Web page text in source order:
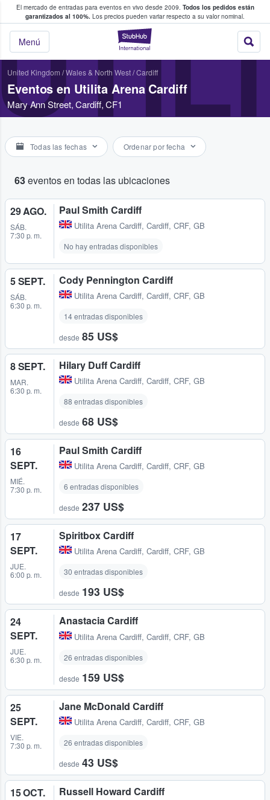
El mercado de entradas para eventos en vivo desde 2009. Todos los pedidos están
garantizados al 100%. Los precios pueden variar respecto a su valor nominal.
StubHub:
Menú
y venta de entradas entre fans
United Kingdom /Wales & North West/Cardiff
Eventos en Utilita Arena Cardiff
Mary Ann Street, Cardiff, CF1
Todas las fechas Ordenar por fecha
63eventos en todas las ubicaciones
29 AGO.
SÁB.
7:30 p. m.
Paul Smith Cardiff
Utilita Arena Cardiff, Cardiff, CRF, GB
No hay entradas disponibles
5 SEPT.
SÁB.
6:30 p. m.
Cody Pennington Cardiff
Utilita Arena Cardiff, Cardiff, CRF, GB
14 entradas disponibles
desde 85 US$
8 SEPT.
MAR.
6:30 p. m.
Hilary Duff Cardiff
Utilita Arena Cardiff, Cardiff, CRF, GB
88 entradas disponibles
desde 68 US$
16
SEPT.
MIÉ.
7:30 p. m.
Paul Smith Cardiff
Utilita Arena Cardiff, Cardiff, CRF, GB
6 entradas disponibles
desde 237 US$
17
SEPT.
JUE.
6:00 p. m.
Spiritbox Cardiff
Utilita Arena Cardiff, Cardiff, CRF, GB
30 entradas disponibles
desde 193 US$
24
SEPT.
JUE.
6:30 p. m.
Anastacia Cardiff
Utilita Arena Cardiff, Cardiff, CRF, GB
26 entradas disponibles
desde 159 US$
25
SEPT.
VIE.
7:30 p. m.
Jane McDonald Cardiff
Utilita Arena Cardiff, Cardiff, CRF, GB
26 entradas disponibles
desde 43 US$
15 OCT. Russell Howard Cardiff